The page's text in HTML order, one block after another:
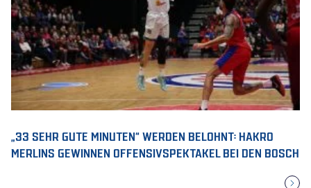
„33 SEHR GUTE MINUTEN“ WERDEN BELOHNT: HAKRO
MERLINS GEWINNEN OFFENSIVSPEKTAKEL BEI DEN BOSCH